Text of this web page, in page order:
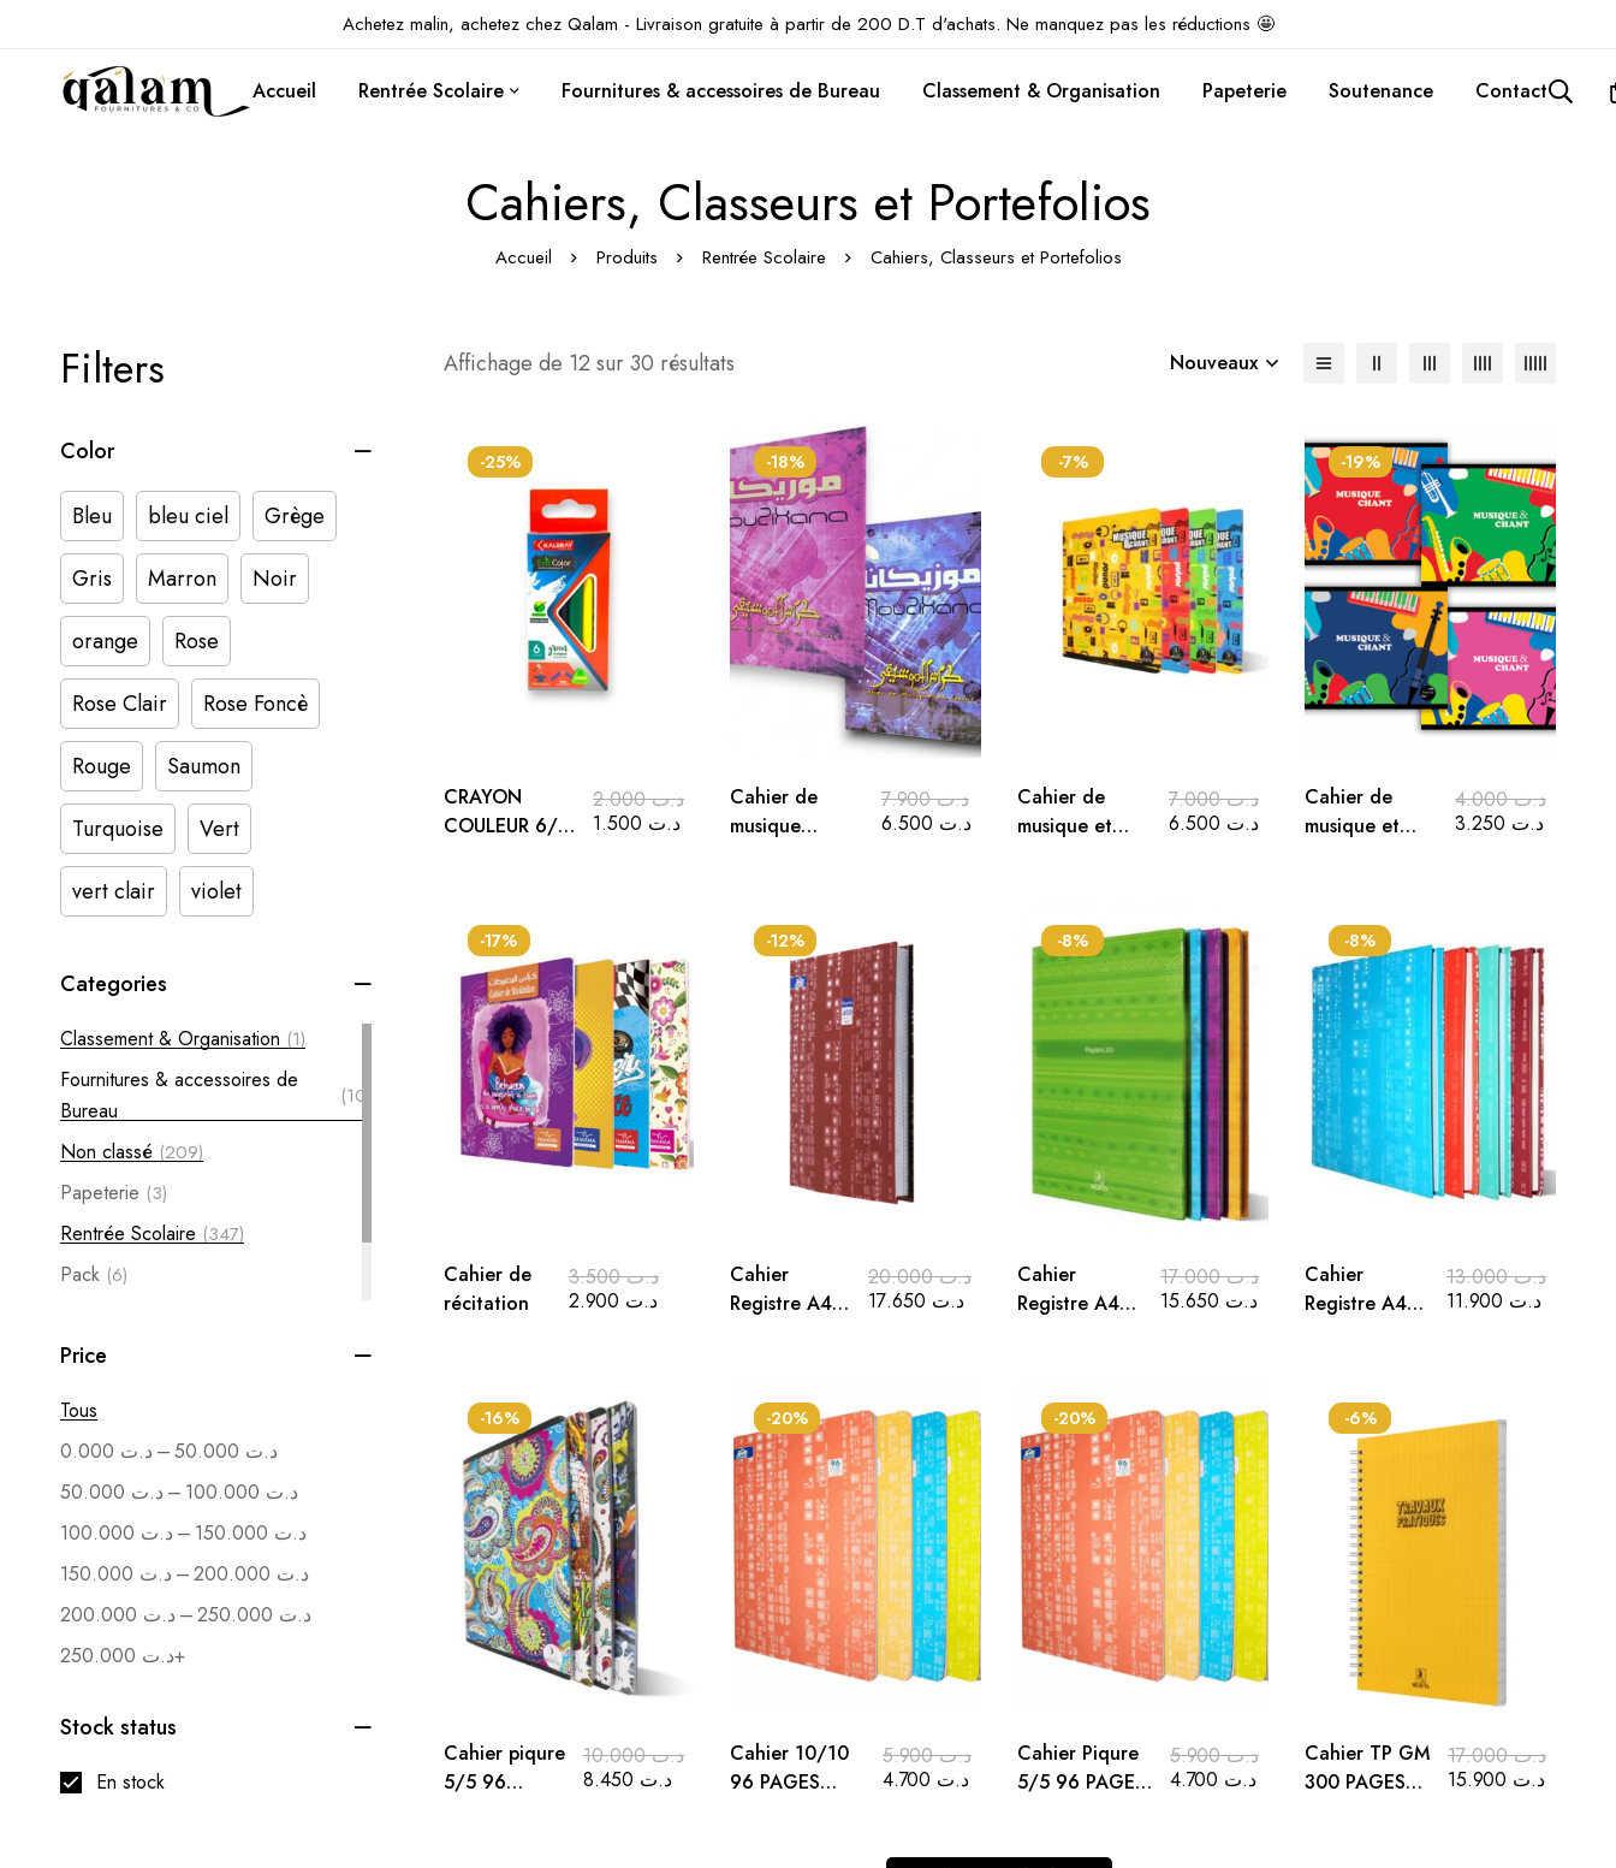
Achetez malin, achetez chez Qalam - Livraison gratuite à partir de 200 D.T d'achats. Ne manquez pas les réductions 🤩
Accueil Rentrée Scolaire Fournitures & accessoires de Bureau Classement & Organisation Papeterie Soutenance Contact
Cahiers, Classeurs et Portefolios
Accueil Produits Rentrée Scolaire Cahiers, Classeurs et Portefolios
Filters
Color
Bleu bleu ciel
Grège
Gris
Marron
Noir
orange
Rose
Rose Clair
Rose Foncè
Rouge
Saumon
Turquoise
Vert
vert clair
violet
Categories
Classement & Organisation (1)
Fournitures & accessoires de
Bureau
(10)
Non classé (209)
Papeterie (3)
Rentrée Scolaire (347)
Pack (6)
Vente en Gros
Price
Tous
د.ت – د.ت
د.ت – د.ت
د.ت – د.ت
د.ت – د.ت
د.ت – د.ت
د.ت+
Stock status
En stock
Affichage de 12 sur 30 résultats Nouveaux
-25%
CRAYON
COULEUR 6/9
د.ت2.000
د.ت
-18%
Cahier de
musique
د.ت7.900
د.ت
-7%
Cahier de
musique et
د.ت7.000
د.ت
-19%
Cahier de
musique et
د.ت4.000
د.ت
-17%
Cahier de
récitation
د.ت3.500
د.ت
-12%
Cahier
Registre A4
د.ت20.000
د.ت
-8%
Cahier
Registre A4
د.ت17.000
د.ت
-8%
Cahier
Registre A4
د.ت13.000
د.ت
-16%
Cahier piqure
5/5 96
د.ت10.000
د.ت
-20%
Cahier 10/10
96 PAGES
د.ت5.900
د.ت
-20%
Cahier Piqure
5/5 96 PAGES
د.ت5.900
د.ت
-6%
Cahier TP GM
300 PAGES
د.ت17.000
د.ت